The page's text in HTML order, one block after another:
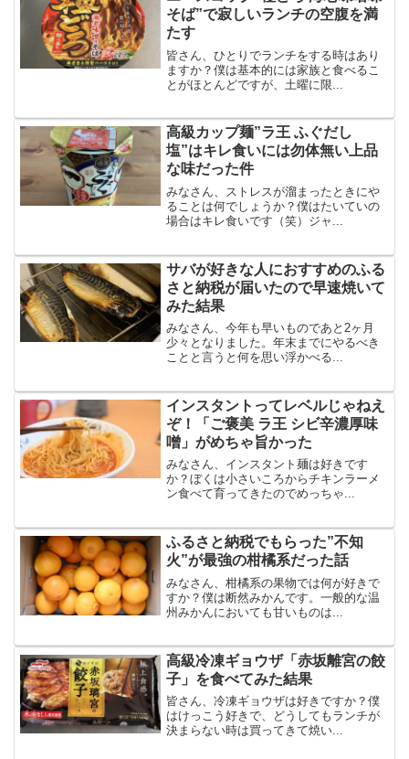
そば”で寂しいランチの空腹を満
たす
皆さん、ひとりでランチをする時はあり
ますか？僕は基本的には家族と食べるこ
とがほとんどですが、土曜に限...
高級カップ麺”ラ王 ふぐだし
塩”はキレ食いには勿体無い上品
な味だった件
みなさん、ストレスが溜まったときにや
ることは何でしょうか？僕はたいていの
場合はキレ食いです（笑）ジャ...
サバが好きな人におすすめのふる
さと納税が届いたので早速焼いて
みた結果
みなさん、今年も早いものであと2ヶ月
少々となりました。年末までにやるべき
ことと言うと何を思い浮かべる...
インスタントってレベルじゃねえ
ぞ！「ご褒美 ラ王 シビ辛濃厚味
噌」がめちゃ旨かった
みなさん、インスタント麺は好きです
か？ぼくは小さいころからチキンラーメ
ン食べて育ってきたのでめっちゃ...
ふるさと納税でもらった”不知
火”が最強の柑橘系だった話
みなさん、柑橘系の果物では何が好きで
すか？僕は断然みかんです。一般的な温
州みかんにおいても甘いものは...
高級冷凍ギョウザ「赤坂離宮の餃
子」を食べてみた結果
皆さん、冷凍ギョウザは好きですか？僕
はけっこう好きで、どうしてもランチが
決まらない時は買ってきて焼い...